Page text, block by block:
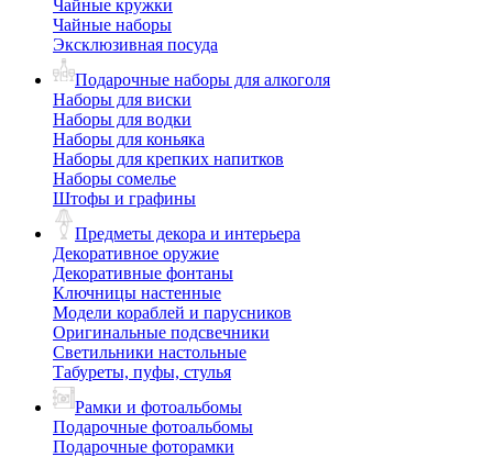
Чайные кружки
Чайные наборы
Эксклюзивная посуда
Подарочные наборы для алкоголя
Наборы для виски
Наборы для водки
Наборы для коньяка
Наборы для крепких напитков
Наборы сомелье
Штофы и графины
Предметы декора и интерьера
Декоративное оружие
Декоративные фонтаны
Ключницы настенные
Модели кораблей и парусников
Оригинальные подсвечники
Светильники настольные
Табуреты, пуфы, стулья
Рамки и фотоальбомы
Подарочные фотоальбомы
Подарочные фоторамки